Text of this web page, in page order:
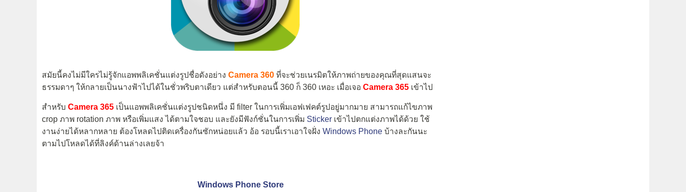
สมัยนี้คงไม่มีใครไม่รู้จักแอพพลิเคชั่นแต่งรูปชื่อดังอย่าง Camera 360 ที่จะช่วยเนรมิตให้ภาพถ่ายของคุณที่สุดแสนจะ
ธรรมดาๆ ให้กลายเป็นนางฟ้าไปได้ในชั่วพริบตาเดียว แต่สำหรับตอนนี้ 360 ก็ 360 เหอะ เมื่อเจอ Camera 365 เข้าไป
สำหรับ Camera 365 เป็นแอพพลิเคชั่นแต่งรูปชนิดหนึ่ง มี filter ในการเพิ่มเอฟเฟคต์รูปอยู่มากมาย สามารถแก้ไขภาพ
crop ภาพ rotation ภาพ หรือเพิ่มแสง ได้ตามใจชอบ และยังมีฟังก์ชั่นในการเพิ่ม Sticker เข้าไปตกแต่งภาพได้ด้วย ใช้
งานง่ายได้หลากหลาย ต้องโหลดไปติดเครื่องกันซักหน่อยแล้ว อ้อ รอบนี้เราเอาใจฝั่ง Windows Phone บ้างละกันนะ
ตามไปโหลดได้ที่ลิงค์ด้านล่างเลยจ้า
Windows Phone Store